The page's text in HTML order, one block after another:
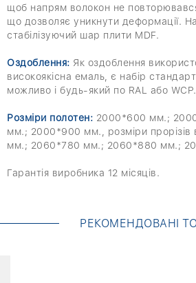
щоб напрям волокон не
що дозволяє уникнути деформації.
стабілізуючий шар плити MDF.
Оздоблення: Як оздоблення
високоякісна емаль, є набір
можливо і будь-який по RAL або WCP.
Розміри полотен: 2000*600 мм.;
мм.; 2000*900 мм., розміри прорізів
мм.; 2060*780 мм.; 2060*880 мм.;
Гарантія виробника 12 місяців.
РЕКОМЕНДОВАНІ